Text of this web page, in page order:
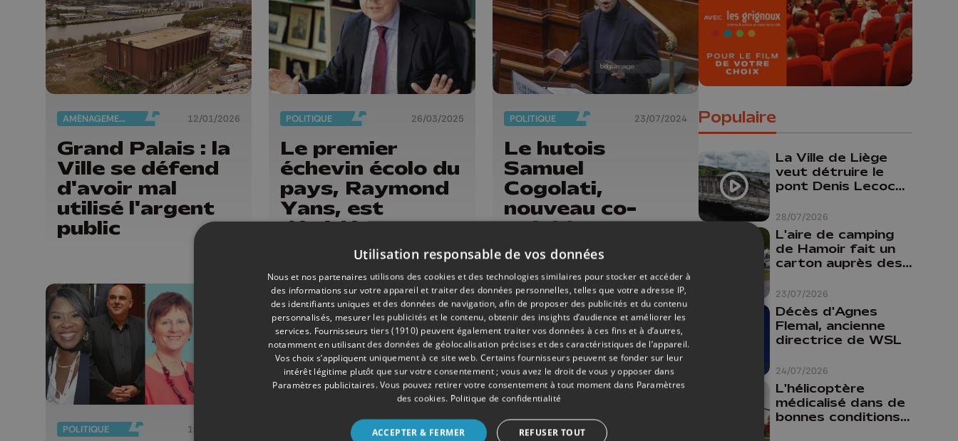
AMÉNAGEMENT DU TERRITOIRE 12/01/2026
Grand Palais : la
Ville se défend
d'avoir mal
utilisé l'argent
public
POLITIQUE 26/03/2025
Le premier
échevin écolo du
pays, Raymond
Yans, est
décédé
POLITIQUE 23/07/2024
Le hutois
Samuel
Cogolati,
nouveau co-
président
d'Ecolo, renonce
à ses indemnités
de sortie
POLITIQUE 19/07/2024 25/06/2024 POLITIQUE
Populaire
28/07/2026
La Ville de Liège
veut détruire le
pont Denis Lecocq
budget pour le
faire
23/07/2026
L'aire de camping
de Hamoir fait un
carton auprès des
24/07/2026
Décès d'Agnes
Flemal, ancienne
directrice de WSL
L'hélicoptère
médicalisé dans de
bonnes conditions à
Utilisation responsable de vos données
Nous et nos partenaires utilisons des cookies et des technologies similaires pour stocker et accéder à
des informations sur votre appareil et traiter des données personnelles, telles que votre adresse IP,
des identifiants uniques et des données de navigation, afin de proposer des publicités et du contenu
personnalisés, mesurer les publicités et le contenu, obtenir des insights d’audience et améliorer les
services. Fournisseurs tiers (1910) peuvent également traiter vos données à ces fins et à d’autres,
notamment en utilisant des données de géolocalisation précises et des caractéristiques de l’appareil.
Vos choix s’appliquent uniquement à ce site web. Certains fournisseurs peuvent se fonder sur leur
intérêt légitime plutôt que sur votre consentement ; vous avez le droit de vous y opposer dans
Paramètres publicitaires. Vous pouvez retirer votre consentement à tout moment dans Paramètres
des cookies. Politique de confidentialité
ACCEPTER & FERMER REFUSER TOUT